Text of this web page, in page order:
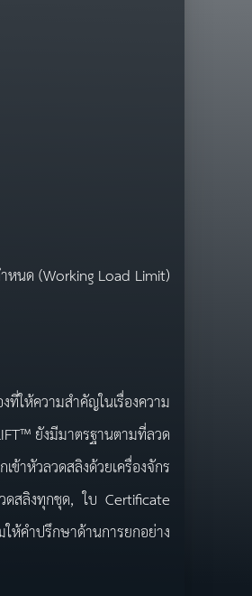
หนด (Working Load Limit)
ที่ให้ความสำคัญในเรื่องความ
ยังมีมาตรฐานตามที่ลวด
หัวลวดสลิงด้วยเครื่องจักร
ดสลิงทุกชุด, ใบ Certificate
ห้คำปรึกษาด้านการยกอย่าง